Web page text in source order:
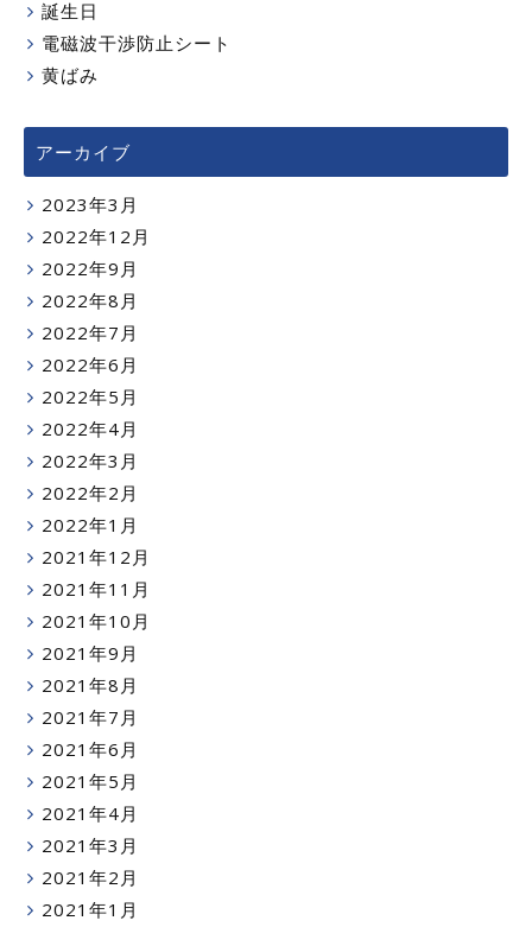
誕生日
電磁波干渉防止シート
黄ばみ
アーカイブ
2023年3月
2022年12月
2022年9月
2022年8月
2022年7月
2022年6月
2022年5月
2022年4月
2022年3月
2022年2月
2022年1月
2021年12月
2021年11月
2021年10月
2021年9月
2021年8月
2021年7月
2021年6月
2021年5月
2021年4月
2021年3月
2021年2月
2021年1月